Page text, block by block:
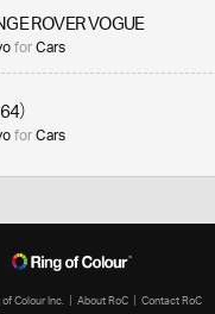
ROVER VOGUE
forCars
）
forCars
Colour Inc. About RoC Contact RoC